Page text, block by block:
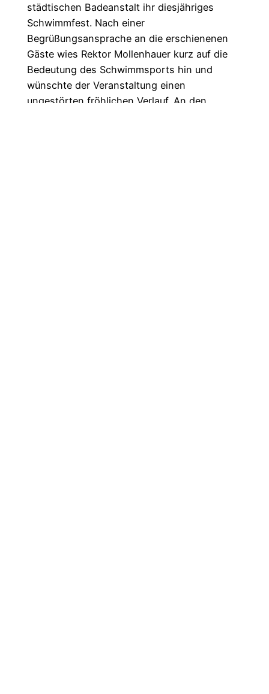
städtischen Badeanstalt ihr diesjähriges
Schwimmfest. Nach einer
Begrüßungsansprache an die erschienenen
Gäste wies Rektor Mollenhauer kurz auf die
Bedeutung des Schwimmsports hin und
wünschte der Veranstaltung einen
ungestörten fröhlichen Verlauf. An den